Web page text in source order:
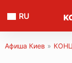
RU
Афиша Киев »